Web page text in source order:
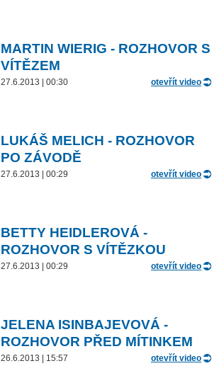
MARTIN WIERIG - ROZHOVOR S
VÍTĚZEM
27.6.2013 | 00:30 otevřít video
LUKÁŠ MELICH - ROZHOVOR
PO ZÁVODĚ
27.6.2013 | 00:29 otevřít video
BETTY HEIDLEROVÁ -
ROZHOVOR S VÍTĚZKOU
27.6.2013 | 00:29 otevřít video
JELENA ISINBAJEVOVÁ -
ROZHOVOR PŘED MÍTINKEM
26.6.2013 | 15:57 otevřít video